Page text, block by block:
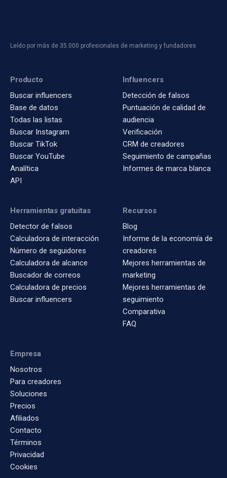
Leído por más de 35.000 profesionales de marketing y fundadores
Producto
Buscar influencers
Base de datos
Todas las listas
Buscar Instagram
Buscar TikTok
Buscar YouTube
Analítica
API
Influencers
Detección de falsos
Puntuación de calidad de
audiencia
Verificación
CRM de creadores
Seguimiento de campañas
Informes de marca blanca
Herramientas gratuitas
Detector de falsos
Calculadora de interacción
Número de seguidores
Calculadora de alcance
Buscador de correos
Calculadora de precios
Buscar influencers
Recursos
Blog
Informe de la economía de
creadores
Mejores herramientas de
marketing
Mejores herramientas de
seguimiento
Comparativa
FAQ
Empresa
Nosotros
Para creadores
Soluciones
Precios
Afiliados
Contacto
Términos
Privacidad
Cookies